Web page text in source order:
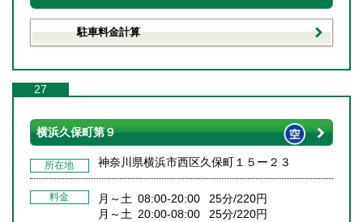
駐車料金計算
27
横浜久保町第９
所在地 神奈川県横浜市西区久保町１５ー２３
料金
月～土 08:00-20:00 25分/220円
月～土 20:00-08:00 25分/220円